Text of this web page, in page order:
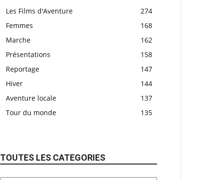
Les Films d'Aventure
274
Femmes
168
Marche
162
Présentations
158
Reportage
147
Hiver
144
Aventure locale
137
Tour du monde
135
TOUTES LES CATEGORIES